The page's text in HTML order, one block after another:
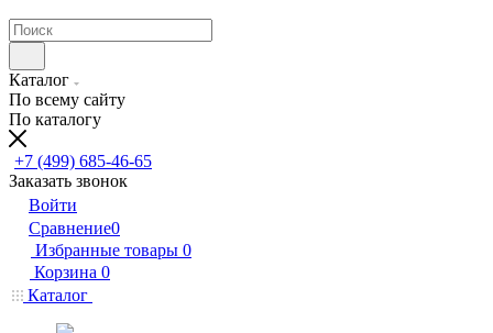
Каталог
По всему сайту
По каталогу
+7 (499) 685-46-65
Заказать звонок
Войти
Сравнение0
Избранные товары 0
Корзина 0
Каталог